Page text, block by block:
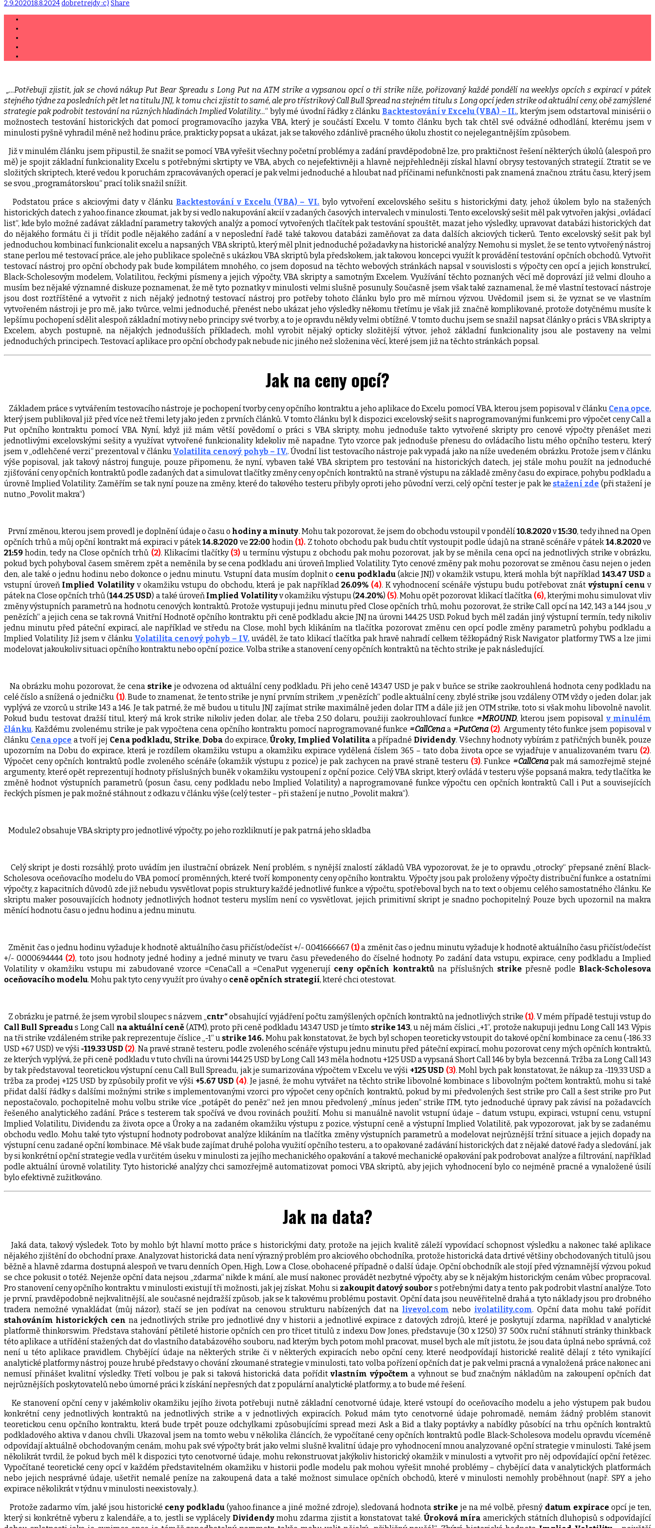
2.9.202018.8.2024dobretrejdy :c) Share
„…Potřebuji zjistit, jak se chová nákup Put Bear Spreadu s Long Put na ATM strike a vypsanou opcí o tři strike níže, pořizovaný každé pondělí na weeklys opcích s expirací v pátek
stejného týdne za posledních pět let na titulu JNJ, k tomu chci zjistit to samé, ale pro třístrikový Call Bull Spread na stejném titulu s Long opcí jeden strike od aktuální ceny, obě zamýšlené
strategie pak podrobit testování na různých hladinách Implied Volatility…“ byly mé úvodní řádky z článku Backtestování v Excelu (VBA) – II., kterým jsem odstartoval minisérii o
možnostech testování historických dat pomocí programovacího jazyka VBA, který je součástí Excelu. V tomto článku bych tak chtěl své odvážné odhodlání, kterému jsem v
minulosti pyšně vyhradil méně než hodinu práce, prakticky popsat a ukázat, jak se takového zdánlivě pracného úkolu zhostit co nejelegantnějším způsobem.
Již v minulém článku jsem připustil, že snažit se pomocí VBA vyřešit všechny početní problémy a zadání pravděpodobně lze, pro praktičnost řešení některých úkolů (alespoň pro
mě) je spojit základní funkcionality Excelu s potřebnými skrtipty ve VBA, abych co nejefektivněji a hlavně nejpřehledněji získal hlavní obrysy testovaných strategií. Ztratit se ve
složitých skriptech, které vedou k poruchám zpracovávaných operací je pak velmi jednoduché a hloubat nad příčinami nefunkčnosti pak znamená značnou ztrátu času, který jsem
se svou „programátorskou“ prací tolik snažil snížit.
Podstatou práce s akciovými daty v článku Backtestování v Excelu (VBA) – VI. bylo vytvoření excelovského sešitu s historickými daty, jehož úkolem bylo na stažených
historických datech z yahoo.finance zkoumat, jak by si vedlo nakupování akcií v zadaných časových intervalech v minulosti. Tento excelovský sešit měl pak vytvořen jakýsi „ovládací
list“, kde bylo možné zadávat základní parametry takových analýz a pomocí vytvořených tlačítek pak testování spouštět, mazat jeho výsledky, upravovat databázi historických dat
do nějakého formátu či ji třídit podle nějakého zadání a v neposlední řadě také takovou databázi zaměňovat za data dalších akciových tickerů. Tento excelovský sešit pak byl
jednoduchou kombinací funkcionalit excelu a napsaných VBA skriptů, který měl plnit jednoduché požadavky na historické analýzy. Nemohu si myslet, že se tento vytvořený nástroj
stane perlou mé testovací práce, ale jeho publikace společně s ukázkou VBA skriptů byla předskokem, jak takovou koncepci využít k provádění testování opčních obchodů. Vytvořit
testovací nástroj pro opční obchody pak bude kompilátem mnohého, co jsem doposud na těchto webových stránkách napsal v souvislosti s výpočty cen opcí a jejich konstrukcí,
Black-Scholesovým modelem, Volatilitou, řeckými písmeny a jejich výpočty, VBA skripty a samotným Excelem. Využívání těchto poznaných věcí mě doprovází již velmi dlouho a
musím bez nějaké významné diskuze poznamenat, že mě tyto poznatky v minulosti velmi slušně posunuly. Současně jsem však také zaznamenal, že mé vlastní testovací nástroje
jsou dost roztříštěné a vytvořit z nich nějaký jednotný testovací nástroj pro potřeby tohoto článku bylo pro mě mírnou výzvou. Uvědomil jsem si, že vyznat se ve vlastním
vytvořeném nástroji je pro mě, jako tvůrce, velmi jednoduché, přenést nebo ukázat jeho výsledky někomu třetímu je však již značně komplikované, protože dotyčnému musíte k
lepšímu pochopení sdělit alespoň základní motivy nebo principy své tvorby, a to je opravdu někdy velmi obtížné. V tomto duchu jsem se snažil napsat články o práci s VBA skripty a
Excelem, abych postupně, na nějakých jednodušších příkladech, mohl vyrobit nějaký opticky složitější výtvor, jehož základní funkcionality jsou ale postaveny na velmi
jednoduchých principech. Testovací aplikace pro opční obchody pak nebude nic jiného než složenina věcí, které jsem již na těchto stránkách popsal.
Jak na ceny opcí?
Základem práce s vytvářením testovacího nástroje je pochopení tvorby ceny opčního kontraktu a jeho aplikace do Excelu pomocí VBA, kterou jsem popisoval v článku Cena opce,
který jsem publikoval již před více než třemi lety jako jeden z prvních článků. V tomto článku byl k dispozici excelovský sešit s naprogramovanými funkcemi pro výpočet ceny Call a
Put opčního kontraktu pomocí VBA. Nyní, když již mám větší povědomí o práci s VBA skripty, mohu jednoduše takto vytvořené skripty pro cenové výpočty přenášet mezi
jednotlivými excelovskými sešity a využívat vytvořené funkcionality kdekoliv mě napadne. Tyto vzorce pak jednoduše přenesu do ovládacího listu mého opčního testeru, který
jsem v „odlehčené verzi“ prezentoval v článku Volatilita cenový pohyb – IV.. Úvodní list testovacího nástroje pak vypadá jako na níže uvedeném obrázku. Protože jsem v článku
výše popisoval, jak takový nástroj funguje, pouze připomenu, že nyní, vybaven také VBA skriptem pro testování na historických datech, jej stále mohu použít na jednoduché
zjišťování ceny opčních kontraktů podle zadaných dat a simulovat tlačítky změny ceny opčních kontraktů na straně výstupu na základě změny času do expirace, pohybu podkladu a
úrovně Implied Volatility. Zaměřím se tak nyní pouze na změny, které do takového testeru přibyly oproti jeho původní verzi, celý opční tester je pak ke stažení zde (při stažení je
nutno „Povolit makra“)
První změnou, kterou jsem provedl je doplnění údaje o času o hodiny a minuty. Mohu tak pozorovat, že jsem do obchodu vstoupil v pondělí10.8.2020v15:30, tedy ihned na Open
opčních trhů a můj opční kontrakt má expiraci v pátek14.8.2020 ve 22:00 hodin(1). Z tohoto obchodu pak budu chtít vystoupit podle údajů na straně scénáře v pátek14.8.2020ve
21:59 hodin, tedy na Close opčních trhů (2). Klikacími tlačítky (3) u termínu výstupu z obchodu pak mohu pozorovat, jak by se měnila cena opcí na jednotlivých strike v obrázku,
pokud bych pohyboval časem směrem zpět a neměnila by se cena podkladu ani úroveň Implied Volatility. Tyto cenové změny pak mohu pozorovat se změnou času nejen o jeden
den, ale také o jednu hodinu nebo dokonce o jednu minutu. Vstupní data musím doplnit o cenu podkladu (akcie JNJ) v okamžik vstupu, která mohla být například 143.47 USD a
vstupní úroveň Implied Volatility v okamžiku vstupu do obchodu, která je pak například26.09% (4). K vyhodnocení scénáře výstupu budu potřebovat znát výstupní cenu v
pátek na Close opčních trhů (144.25 USD) a také úroveň Implied Volatilityv okamžiku výstupu (24.20%) (5). Mohu opět pozorovat klikací tlačítka(6),kterými mohu simulovat vliv
změny výstupních parametrů na hodnotu cenových kontraktů. Protože vystupuji jednu minutu před Close opčních trhů, mohu pozorovat, že strike Call opcí na 142, 143 a 144 jsou „v
penězích“ a jejich cena se tak rovná Vnitřní Hodnotě opčního kontraktu při ceně podkladu akcie JNJ na úrovni 144.25 USD. Pokud bych měl zadán jiný výstupní termín, tedy nikoliv
jednu minutu před páteční expirací, ale například ve středu na Close, mohl bych klikáním na tlačítka pozorovat změnu cen opcí podle změny parametrů pohybu podkladu a
Implied Volatility. Již jsem v článku Volatilita cenový pohyb – IV. uváděl, že tato klikací tlačítka pak hravě nahradí celkem těžkopádný Risk Navigator platformy TWS a lze jimi
modelovat jakoukoliv situaci opčního kontraktu nebo opční pozice. Volba strike a stanovení ceny opčních kontraktů na těchto strike je pak následující.
Na obrázku mohu pozorovat, že cena strike je odvozena od aktuální ceny podkladu. Při jeho ceně 143.47 USD je pak v buňce se strike zaokrouhlená hodnota ceny podkladu na
celé číslo a snížená o jedničku (1). Bude to znamenat, že tento strike je nyní prvním strikem „v penězích“ podle aktuální ceny, zbylé strike jsou vzdáleny OTM vždy o jeden dolar, jak
vyplývá ze vzorců u strike 143 a 146. Je tak patrné, že mě budou u titulu JNJ zajímat strike maximálně jeden dolar ITM a dále již jen OTM strike, toto si však mohu libovolně navolit.
Pokud budu testovat dražší titul, který má krok strike nikoliv jeden dolar, ale třeba 2.50 dolaru, použiji zaokrouhlovací funkce =MROUND, kterou jsem popisoval v minulém
článku. Každému zvolenému strike je pak vypočtena cena opčního kontraktu pomocí naprogramované funkce =CallCenaa =PutCena(2). Argumenty této funkce jsem popisoval v
článku Cena opce a tvoří jej Cena podkladu, Strike, Doba do expirace,Úroky, Implied Volatilita a případné Dividendy. Všechny hodnoty vybírám z patřičných buněk, pouze
upozorním na Dobu do expirace, která je rozdílem okamžiku vstupu a okamžiku expirace vydělená číslem 365 – tato doba života opce se vyjadřuje v anualizovaném tvaru (2).
Výpočet ceny opčních kontraktů podle zvoleného scénáře (okamžik výstupu z pozice) je pak zachycen na pravé straně testeru (3). Funkce =CallCenapak má samozřejmě stejné
argumenty, které opět reprezentují hodnoty příslušných buněk v okamžiku vystoupení z opční pozice. Celý VBA skript, který ovládá v testeru výše popsaná makra, tedy tlačítka ke
změně hodnot výstupních parametrů (posun času, ceny podkladu nebo Implied Volatility) a naprogramované funkce výpočtu cen opčních kontraktů Call i Put a souvisejících
řeckých písmen je pak možné stáhnout z odkazu v článku výše (celý tester – při stažení je nutno „Povolit makra“).
Module2 obsahuje VBA skripty pro jednotlivé výpočty, po jeho rozkliknutí je pak patrná jeho skladba
Celý skript je dosti rozsáhlý, proto uvádím jen ilustrační obrázek. Není problém, s nynější znalostí základů VBA vypozorovat, že je to opravdu „otrocky“ přepsané znění Black-
Scholesova oceňovacího modelu do VBA pomocí proměnných, které tvoří komponenty ceny opčního kontraktu. Výpočty jsou pak proloženy výpočty distribuční funkce a ostatními
výpočty, z kapacitních důvodů zde již nebudu vysvětlovat popis struktury každé jednotlivé funkce a výpočtu, spotřeboval bych na to text o objemu celého samostatného článku. Ke
skriptu maker posouvajících hodnoty jednotlivých hodnot testeru myslím není co vysvětlovat, jejich primitivní skript je snadno pochopitelný. Pouze bych upozornil na makra
měnící hodnotu času o jednu hodinu a jednu minutu.
Změnit čas o jednu hodinu vyžaduje k hodnotě aktuálního času přičíst/odečíst +/- 0.041666667 (1)a změnit čas o jednu minutu vyžaduje k hodnotě aktuálního času přičíst/odečíst
+/- 0.000694444 (2), toto jsou hodnoty jedné hodiny a jedné minuty ve tvaru času převedeného do číselné hodnoty. Po zadání data vstupu, expirace, ceny podkladu a Implied
Volatility v okamžiku vstupu mi zabudované vzorce =CenaCall a =CenaPut vygenerují ceny opčních kontraktů na příslušných strike přesně podle Black-Scholesova
oceňovacího modelu. Mohu pak tyto ceny využít pro úvahy o ceně opčních strategií, které chci otestovat.
Z obrázku je patrné, že jsem vyrobil sloupec s názvem „cntr“obsahující vyjádření počtu zamýšlených opčních kontraktů na jednotlivých strike (1). V mém případě testuji vstup do
Call Bull Spreadus Long Call na aktuální ceně (ATM), proto při ceně podkladu 143.47 USD je tímto strike 143, u něj mám číslici „+1“, protože nakupuji jednu Long Call 143. Výpis
na tři strike vzdáleném strike pak reprezentuje číslice „-1“ u strike 146. Mohu pak konstatovat, že bych byl schopen teoreticky vstoupit do takové opční kombinace za cenu (-186.33
USD +67 USD) ve výši -119.33 USD (2). Na pravé straně testeru, podle zvoleného scénáře výstupu jednu minutu před páteční expirací, mohu pozorovat ceny mých opčních kontraktů,
ze kterých vyplývá, že při ceně podkladu v tuto chvíli na úrovni 144.25 USD by Long Call 143 měla hodnotu +125 USD a vypsaná Short Call 146 by byla bezcenná. Tržba za Long Call 143
by tak představoval teoretickou výstupní cenu Call Bull Spreadu, jak je sumarizována výpočtem v Excelu ve výši +125 USD (3). Mohl bych pak konstatovat, že nákup za -119,33 USD a
tržba za prodej +125 USD by způsobily profit ve výši +5.67 USD (4). Je jasné, že mohu vytvářet na těchto strike libovolné kombinace s libovolným počtem kontraktů, mohu si také
přidat další řádky s dalšími možnými strike s implementovanými vzorci pro výpočet ceny opčních kontraktů, pokud by mi předvolených šest strike pro Call a šest strike pro Put
nepostačovalo, pochopitelně mohu volbu strike více „potápět do peněz“ než jen mnou předvolený „mínus jeden“ strike ITM, tyto jednoduché úpravy pak závisí na požadavcích
řešeného analytického zadání. Práce s testerem tak spočívá ve dvou rovinách použití. Mohu si manuálně navolit vstupní údaje – datum vstupu, expiraci, vstupní cenu, vstupní
Implied Volatilitu, Dividendu za života opce a Úroky a na zadaném okamžiku výstupu z pozice, výstupní ceně a výstupní Implied Volatilitě, pak vypozorovat, jak by se zadanému
obchodu vedlo. Mohu také tyto výstupní hodnoty podrobovat analýze klikáním na tlačítka změny výstupních parametrů a modelovat nejrůznější tržní situace a jejich dopady na
výstupní cenu zadané opční kombinace. Mě však bude zajímat druhé poloha využití opčního testeru, a to opakované zadávání historických dat z nějaké datové řady a sledování, jak
by si konkrétní opční strategie vedla v určitém úseku v minulosti za jejího mechanického opakování a takové mechanické opakování pak podrobovat analýze a filtrování, například
podle aktuální úrovně volatility. Tyto historické analýzy chci samozřejmě automatizovat pomoci VBA skriptů, aby jejich vyhodnocení bylo co nejméně pracné a vynaložené úsilí
bylo efektivně zužitkováno.
Jak na data?
Jaká data, takový výsledek. Toto by mohlo být hlavní motto práce s historickými daty, protože na jejich kvalitě záleží vypovídací schopnost výsledku a nakonec také aplikace
nějakého zjištění do obchodní praxe. Analyzovat historická data není výrazný problém pro akciového obchodníka, protože historická data drtivé většiny obchodovaných titulů jsou
běžně a hlavně zdarma dostupná alespoň ve tvaru denních Open, High, Low a Close, obohacené případně o další údaje. Opční obchodník ale stojí před významnější výzvou pokud
se chce pokusit o totéž. Nejenže opční data nejsou „zdarma“ nikde k mání, ale musí nakonec provádět nezbytné výpočty, aby se k nějakým historickým cenám vůbec propracoval.
Pro stanovení ceny opčního kontraktu v minulosti existují tři možnosti, jak jej získat. Mohu si zakoupit datový soubor s potřebnými daty a tento pak podrobit vlastní analýze. Toto
je první, pravděpodobně nejkvalitnější, ale současné nejdražší způsob, jak se k takovému problému postavit. Opční data jsou neuvěřitelně drahá a tyto náklady jsou pro drobného
tradera nemožné vynakládat (můj názor), stačí se jen podívat na cenovou strukturu nabízených dat na livevol.com nebo ivolatility.com. Opční data mohu také pořídit
stahováním historických cen na jednotlivých strike pro jednotlivé dny v historii a jednotlivé expirace z datových zdrojů, které je poskytují zdarma, například v analytické
platformě thinkorswim. Představa stahování pětileté historie opčních cen pro třicet titulů z indexu Dow Jones, představuje (30 x 1250) 37 500x ruční stáhnutí stránky thinkback
této aplikace a utřídění stažených dat do vlastního databázového souboru, nad kterým bych potom mohl pracovat, musel bych ale mít jistotu, že jsou data úplná nebo správná, což
není u této aplikace pravidlem. Chybějící údaje na některých strike či v některých expiracích nebo opční ceny, které neodpovídají historické realitě dělají z této vynikající
analytické platformy nástroj pouze hrubé představy o chování zkoumané strategie v minulosti, tato volba pořízení opčních dat je pak velmi pracná a vynaložená práce nakonec ani
nemusí přinášet kvalitní výsledky. Třetí volbou je pak si taková historická data poříditvlastním výpočtem a vyhnout se buď značným nákladům na zakoupení opčních dat
nejrůznějších poskytovatelů nebo úmorné práci k získání nepřesných dat z populární analytické platformy, a to bude mé řešení.
Ke stanovení opční ceny v jakémkoliv okamžiku jejího života potřebuji nutně základní cenotvorné údaje, které vstoupí do oceňovacího modelu a jeho výstupem pak budou
konkrétní ceny jednotlivých kontraktů na jednotlivých strike a v jednotlivých expiracích. Pokud mám tyto cenotvorné údaje pohromadě, nemám žádný problém stanovit
teoretickou cenu opčního kontraktu, která bude trpět pouze odchylkami způsobujícími spread mezi Ask a Bid a tlaky poptávky a nabídky působící na trhu opčních kontraktů
podkladového aktiva v danou chvíli. Ukazoval jsem na tomto webu v několika článcích, že vypočítané ceny opčních kontraktů podle Black-Scholesova modelu opravdu víceméně
odpovídají aktuálně obchodovaným cenám, mohu pak své výpočty brát jako velmi slušně kvalitní údaje pro vyhodnocení mnou analyzované opční strategie v minulosti. Také jsem
několikrát tvrdil, že pokud bych měl k dispozici tyto cenotvorné údaje, mohu rekonstruovat jakýkoliv historický okamžik v minulosti a vytvořit pro něj odpovídající opční řetězec.
Vypočítané teoretické ceny opcí v každém představitelném okamžiku v historii podle modelu pak mohou vyřešit mnohé problémy – chybějící data v analytických platformách
nebo jejich nesprávné údaje, ušetřit nemalé peníze na zakoupená data a také možnost simulace opčních obchodů, které v minulosti nemohly proběhnout (např. SPY a jeho
expirace několikrát v týdnu v minulosti neexistovaly..).
Protože zadarmo vím, jaké jsou historické ceny podkladu (yahoo.finance a jiné možné zdroje), sledovaná hodnota strike je na mé volbě, přesný datum expirace opcí je ten,
který si konkrétně vyberu z kalendáře, a to, jestli se vyplácely Dividendymohu zdarma zjistit a konstatovat také.Úroková míra amerických státních dluhopisů s odpovídající